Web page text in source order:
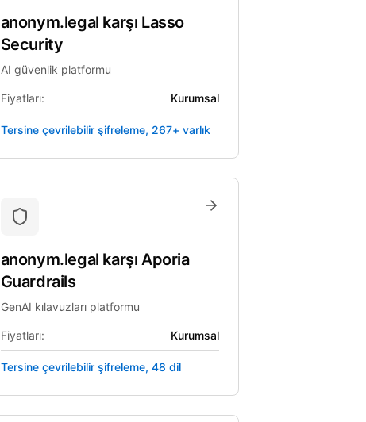
anonym.legal karşı Lasso
Security
AI güvenlik platformu
Fiyatları: Kurumsal
Tersine çevrilebilir şifreleme, 267+ varlık
anonym.legal karşı Aporia
Guardrails
GenAI kılavuzları platformu
Fiyatları: Kurumsal
Tersine çevrilebilir şifreleme, 48 dil